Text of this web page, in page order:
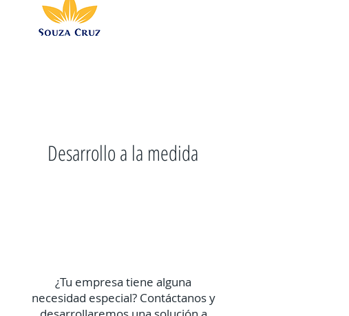
Desarrollo a la medida
¿Tu empresa tiene alguna
necesidad especial? Contáctanos y